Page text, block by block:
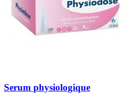
Serum physiologique